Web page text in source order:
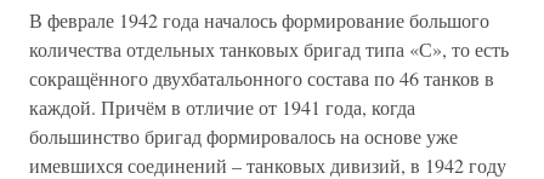
В феврале 1942 года началось формирование большого
количества отдельных танковых бригад типа «С», то есть
сокращённого двухбатальонного состава по 46 танков в
каждой. Причём в отличие от 1941 года, когда
большинство бригад формировалось на основе уже
имевшихся соединений – танковых дивизий, в 1942 году